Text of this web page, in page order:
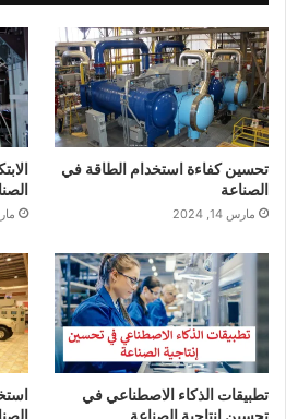
تحسين كفاءة استخدام الطاقة في
الصناعة
مارس 14, 2024 مارس
تطبيقات الذكاء الاصطناعي في